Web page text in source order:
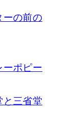
ーの前の
ポピー
と三省堂